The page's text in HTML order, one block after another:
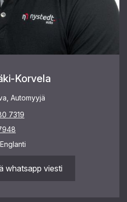
Korvela
Automyyjä
7319
whatsapp viesti